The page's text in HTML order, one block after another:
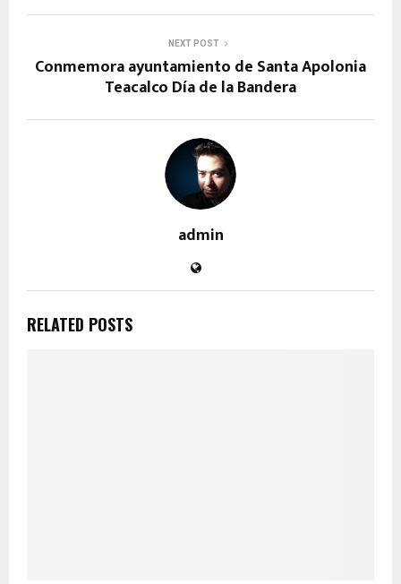
NEXT POST
Conmemora ayuntamiento de Santa Apolonia
Teacalco Día de la Bandera
admin
RELATED POSTS